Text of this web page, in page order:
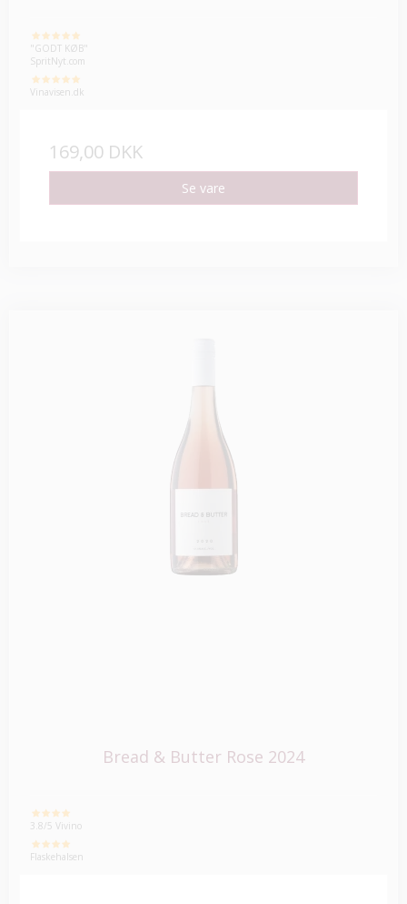
"GODT KØB"
SpritNyt.com
Vinavisen.dk
169,00 DKK
Se vare
Bread & Butter Rose 2024
3.8/5 Vivino
Flaskehalsen